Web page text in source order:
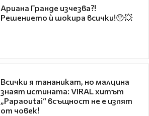
Ариана Гранде изчезва?!
Решението ѝ шокира всички!😯💥
Всички я тананикат, но малцина
знаят истината: VIRAL хитът
„Papaoutai“ всъщност не е изпят
от човек!